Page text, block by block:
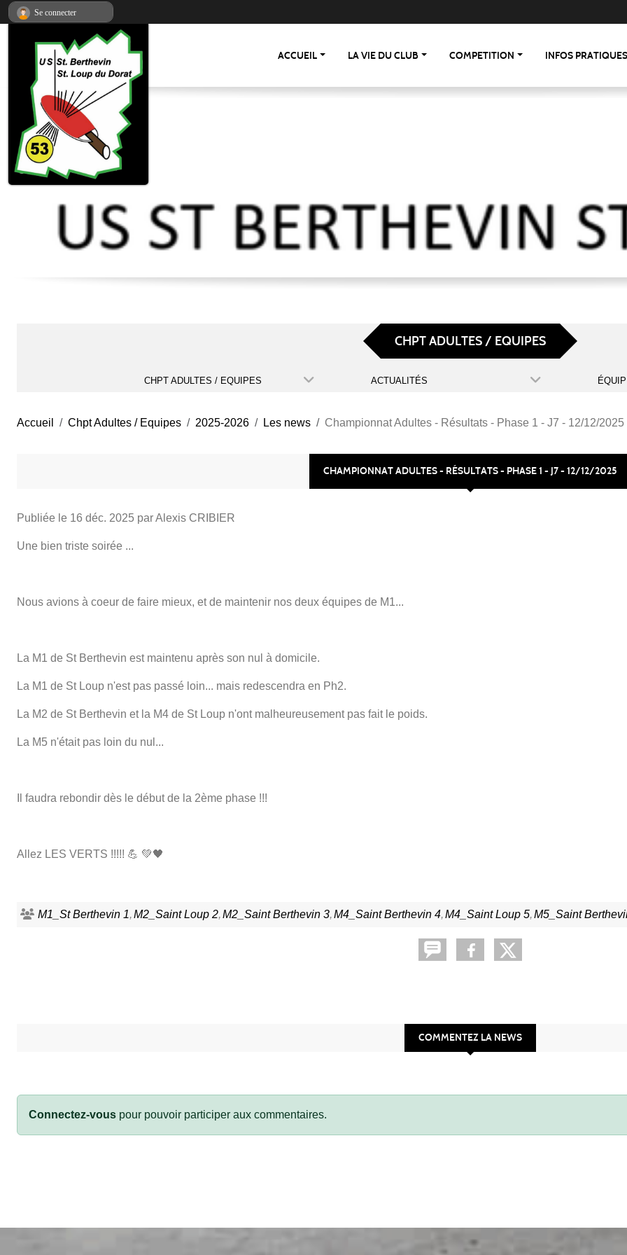
ACCUEIL LA VIE DU CLUB COMPETITION INFOS
CHPT ADULTES / EQUIPES
CHPT ADULTES / EQUIPES ACTUALITÉS
Accueil Chpt Adultes / Equipes 2025-2026 Les news Championnat Adultes - Résultats - Phase 1 - J7 - 12/12/2025
CHAMPIONNAT ADULTES - RÉSULTATS - PHASE 1 - J7 - 12/12/2025
Publiée le 16 déc. 2025 par Alexis CRIBIER
Une bien triste soirée ...
Nous avions à coeur de faire mieux, et de maintenir nos deux équipes de M1...
La M1 de St Berthevin est maintenu après son nul à domicile.
La M1 de St Loup n'est pas passé loin... mais redescendra en Ph2.
La M2 de St Berthevin et la M4 de St Loup n'ont malheureusement pas fait le poids.
La M5 n'était pas loin du nul...
Il faudra rebondir dès le début de la 2ème phase !!!
Allez LES VERTS !!!!! 💪 💚🖤
M1_St Berthevin 1 M2_Saint Loup 2 M2_Saint Berthevin 3 M4_Saint Berthevin 4 M4_Saint Loup 5 M5_Saint
COMMENTEZ LA NEWS
Connectez-vous pour pouvoir participer aux commentaires.
Se connecter
Panneau de gestion des cookies